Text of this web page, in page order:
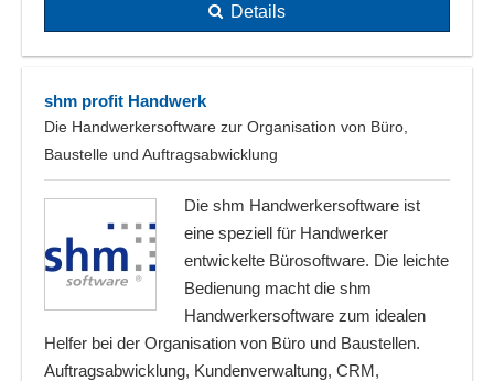
Details
shm profit Handwerk
Die Handwerkersoftware zur Organisation von Büro,
Baustelle und Auftragsabwicklung
Die shm Handwerkersoftware ist
eine speziell für Handwerker
entwickelte Bürosoftware. Die leichte
Bedienung macht die shm
Handwerkersoftware zum idealen
Helfer bei der Organisation von Büro und Baustellen.
Auftragsabwicklung, Kundenverwaltung, CRM,